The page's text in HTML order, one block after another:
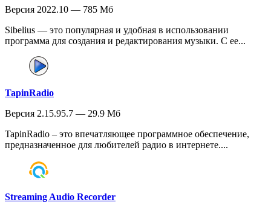
Версия 2022.10 — 785 Мб
Sibelius — это популярная и удобная в использовании
программа для создания и редактирования музыки. С ее...
TapinRadio
Версия 2.15.95.7 — 29.9 Мб
TapinRadio – это впечатляющее программное обеспечение,
предназначенное для любителей радио в интернете....
Streaming Audio Recorder